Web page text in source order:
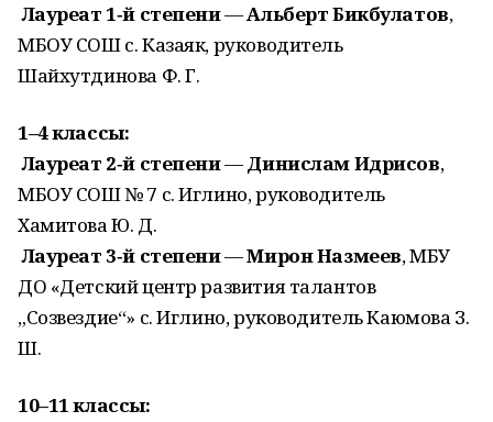
Лауреат 1‑й степени—Альберт Бикбулатов,
МБОУ СОШ с. Казаяк, руководитель
Шайхутдинова Ф. Г.
1–4 классы:
Лауреат 2‑й степени—Динислам Идрисов,
МБОУ СОШ № 7 с. Иглино, руководитель
Хамитова Ю. Д.
Лауреат 3‑й степени—Мирон Назмеев, МБУ
ДО «Детский центр развития талантов
„Созвездие“» с. Иглино, руководитель Каюмова З.
Ш.
10–11 классы: